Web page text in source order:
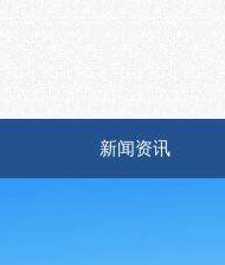
新闻资讯